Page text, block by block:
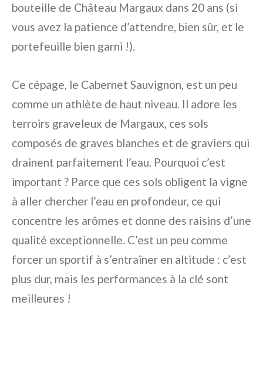
bouteille de Château Margaux dans 20 ans (si
vous avez la patience d’attendre, bien sûr, et le
portefeuille bien garni !).
Ce cépage, le Cabernet Sauvignon, est un peu
comme un athlète de haut niveau. Il adore les
terroirs graveleux de Margaux, ces sols
composés de graves blanches et de graviers qui
drainent parfaitement l’eau. Pourquoi c’est
important ? Parce que ces sols obligent la vigne
à aller chercher l’eau en profondeur, ce qui
concentre les arômes et donne des raisins d’une
qualité exceptionnelle. C’est un peu comme
forcer un sportif à s’entraîner en altitude : c’est
plus dur, mais les performances à la clé sont
meilleures !